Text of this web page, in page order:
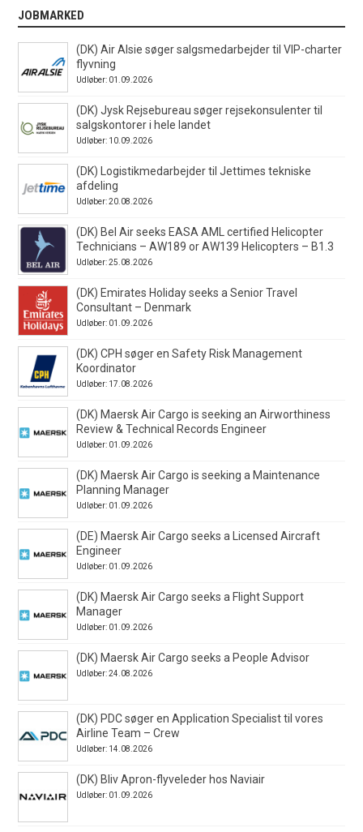
JOBMARKED
(DK) Air Alsie søger salgsmedarbejder til VIP-charter
flyvning
Udløber: 01.09.2026
(DK) Jysk Rejsebureau søger rejsekonsulenter til
salgskontorer i hele landet
Udløber: 10.09.2026
(DK) Logistikmedarbejder til Jettimes tekniske
afdeling
Udløber: 20.08.2026
(DK) Bel Air seeks EASA AML certified Helicopter
Technicians – AW189 or AW139 Helicopters – B1.3
Udløber: 25.08.2026
(DK) Emirates Holiday seeks a Senior Travel
Consultant – Denmark
Udløber: 01.09.2026
(DK) CPH søger en Safety Risk Management
Koordinator
Udløber: 17.08.2026
(DK) Maersk Air Cargo is seeking an Airworthiness
Review & Technical Records Engineer
Udløber: 01.09.2026
(DK) Maersk Air Cargo is seeking a Maintenance
Planning Manager
Udløber: 01.09.2026
(DE) Maersk Air Cargo seeks a Licensed Aircraft
Engineer
Udløber: 01.09.2026
(DK) Maersk Air Cargo seeks a Flight Support
Manager
Udløber: 01.09.2026
(DK) Maersk Air Cargo seeks a People Advisor
Udløber: 24.08.2026
(DK) PDC søger en Application Specialist til vores
Airline Team – Crew
Udløber: 14.08.2026
(DK) Bliv Apron-flyveleder hos Naviair
Udløber: 01.09.2026